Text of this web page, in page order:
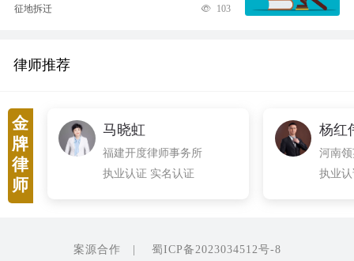
征地拆迁 103
律师推荐
金
牌
律
师
马晓虹
福建开度律师事务所
执业认证 实名认证
杨红
河南
执业
案源合作 | 蜀ICP备2023034512号-8